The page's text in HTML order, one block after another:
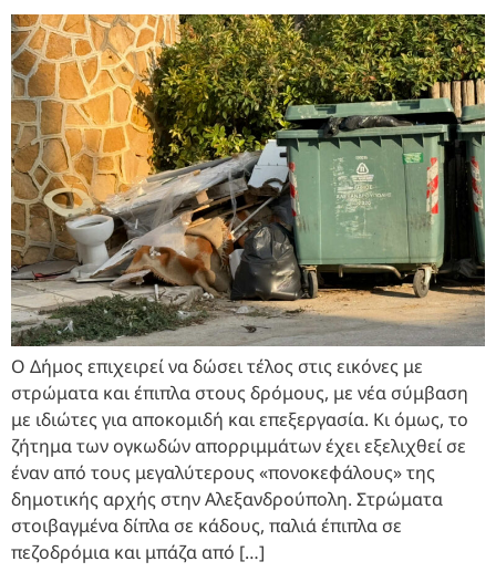
Ο Δήμος επιχειρεί να δώσει τέλος στις εικόνες με
στρώματα και έπιπλα στους δρόμους, με νέα σύμβαση
με ιδιώτες για αποκομιδή και επεξεργασία. Κι όμως, το
ζήτημα των ογκωδών απορριμμάτων έχει εξελιχθεί σε
έναν από τους μεγαλύτερους «πονοκεφάλους» της
δημοτικής αρχής στην Αλεξανδρούπολη. Στρώματα
στοιβαγμένα δίπλα σε κάδους, παλιά έπιπλα σε
πεζοδρόμια και μπάζα από […]